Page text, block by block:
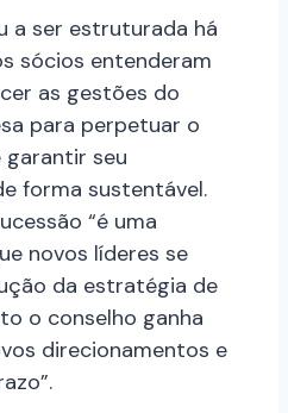
a ser estruturada há
sócios entenderam
as gestões do
para perpetuar o
garantir seu
forma sustentável.
“é uma
novos líderes se
da estratégia de
o conselho ganha
direcionamentos e